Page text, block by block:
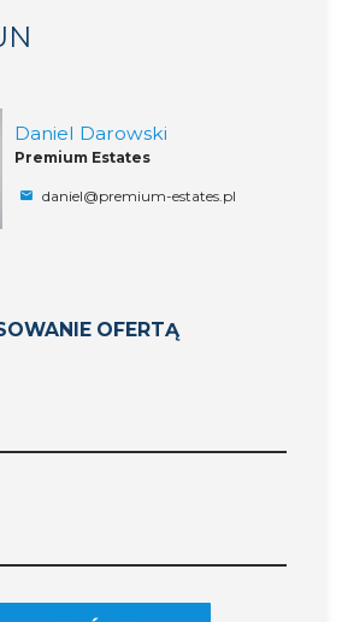
Daniel Darowski
Premium Estates
daniel@premium-estates.pl
OFERTĄ